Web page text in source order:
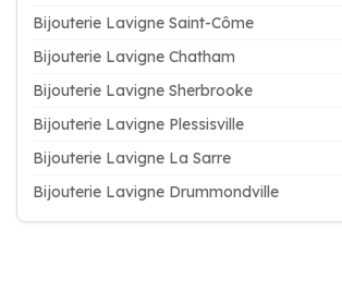
Bijouterie Lavigne Saint-Côme
Bijouterie Lavigne Chatham
Bijouterie Lavigne Sherbrooke
Bijouterie Lavigne Plessisville
Bijouterie Lavigne La Sarre
Bijouterie Lavigne Drummondville